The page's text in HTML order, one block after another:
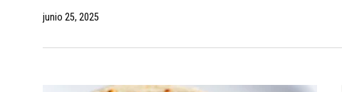
junio 25, 2025